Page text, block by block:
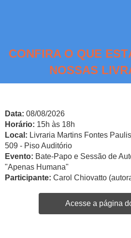
CONFIRA O QUE
NOSSAS
Data: 08/08/2026
Horário: 15h às 18h
Local: Livraria Martins Fontes
509 - Piso Auditório
Evento: Bate-Papo e Sessão de
"Apenas Humana"
Participante: Carol Chiovatto
Acesse a página